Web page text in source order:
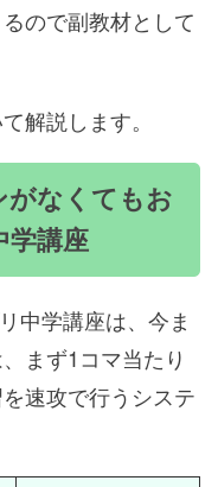
ので副教材として
解説します。
がなくてもお
学講座
中学講座は、今ま
まず1コマ当たり
速攻で行うシステ